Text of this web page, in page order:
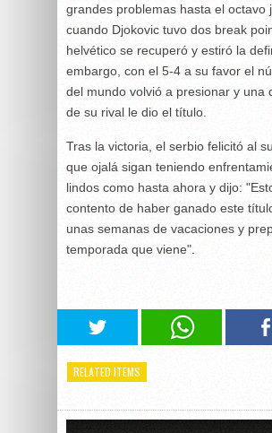
grandes problemas hasta el octavo
cuando Djokovic tuvo dos break
helvético se recuperó y estiró la
embargo, con el 5-4 a su favor el
del mundo volvió a presionar y una
de su rival le dio el título.
Tras la victoria, el serbio felicitó al
que ojalá sigan teniendo
lindos como hasta ahora y dijo:
contento de haber ganado este
unas semanas de vacaciones y
temporada que viene".
RELATED ITEMS